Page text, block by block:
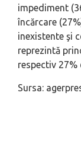
impediment
încărcare
inexistente şi
reprezintă
respectiv
Sursa: